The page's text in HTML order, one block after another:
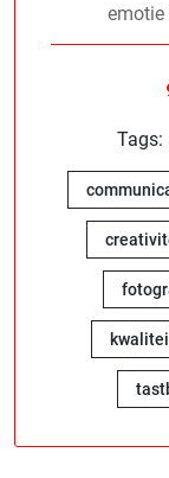
emotie
Tags: